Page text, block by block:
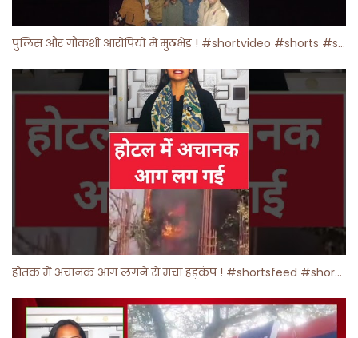
पुलिस और गौकशी आरोपियों में मुठभेड़ ! #shortvideo #shorts #shortsfeed
होतक में अचानक आग लगने से मचा हड़कंप ! #shortsfeed #shorts #viralshorts